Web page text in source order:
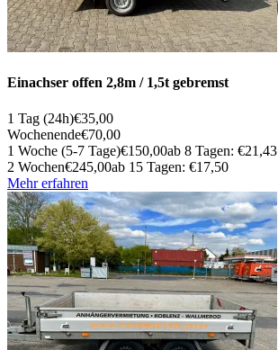
Einachser offen 2,8m / 1,5t gebremst
1 Tag (24h)€35,00
Wochenende€70,00
1 Woche (5-7 Tage)€150,00ab 8 Tagen: €21,43
2 Wochen€245,00ab 15 Tagen: €17,50
Mehr erfahren